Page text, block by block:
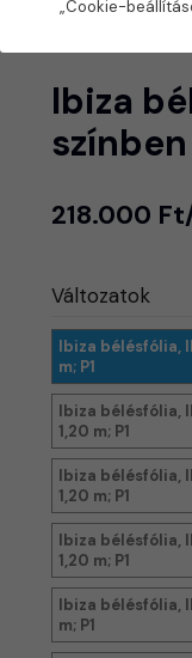
Ibiza
színben
218.000
Változatok
Ibiza bélésfólia,
m; P1
Ibiza bélésfólia,
1,20 m; P1
Ibiza bélésfólia,
1,20 m; P1
Ibiza bélésfólia,
1,20 m; P1
Ibiza bélésfólia,
m; P1
„Cookie-